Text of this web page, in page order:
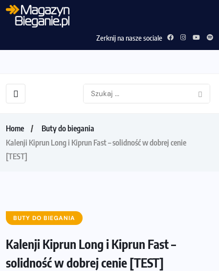
Zerknij na nasze sociale
Home
Buty do biegania
Kalenji Kiprun Long i Kiprun Fast – solidność w dobrej cenie
[TEST]
BUTY DO BIEGANIA
Kalenji Kiprun Long i Kiprun Fast –
solidność w dobrej cenie [TEST]